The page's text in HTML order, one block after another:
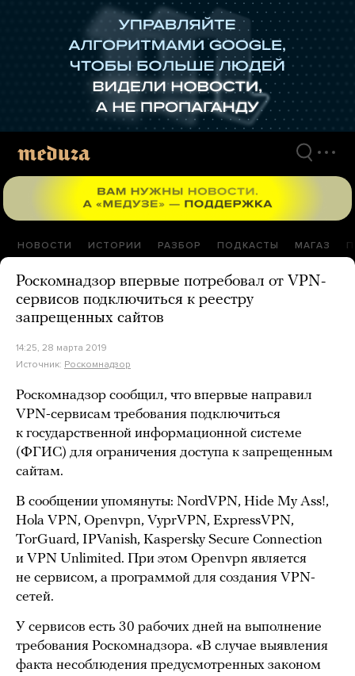
НОВОСТИ ИСТОРИИ РАЗБОР ПОДКАСТЫ МАГАЗ
Роскомнадзор впервые потребовал от VPN-
сервисов подключиться к реестру
запрещенных сайтов
14:25, 28 марта 2019
Источник: Роскомнадзор
Роскомнадзор сообщил, что впервые направил
VPN-сервисам требования подключиться
к государственной информационной системе
(ФГИС) для ограничения доступа к запрещенным
сайтам.
В сообщении упомянуты: NordVPN, Hide My Ass!,
Hola VPN, Openvpn, VyprVPN, ExpressVPN,
TorGuard, IPVanish, Kaspersky Secure Connection
и VPN Unlimited. При этом Openvpn является
не сервисом, а программой для создания VPN-
сетей.
У сервисов есть 30 рабочих дней на выполнение
требования Роскомнадзора. «В случае выявления
факта несоблюдения предусмотренных законом